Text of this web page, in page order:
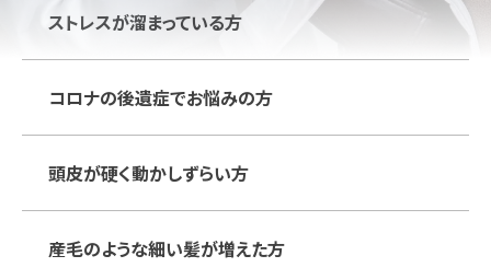
ストレスが溜まっている方
コロナの後遺症でお悩みの方
頭皮が硬く動かしずらい方
産毛のような細い髪が増えた方